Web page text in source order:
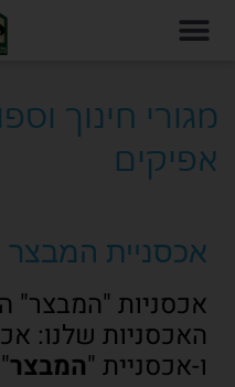
מגורי חינוך
אפיקים
אכסניית המבצר
אכסניות "המבצר"
האכסניות שלנו:
ו-אכסניית "המבצר